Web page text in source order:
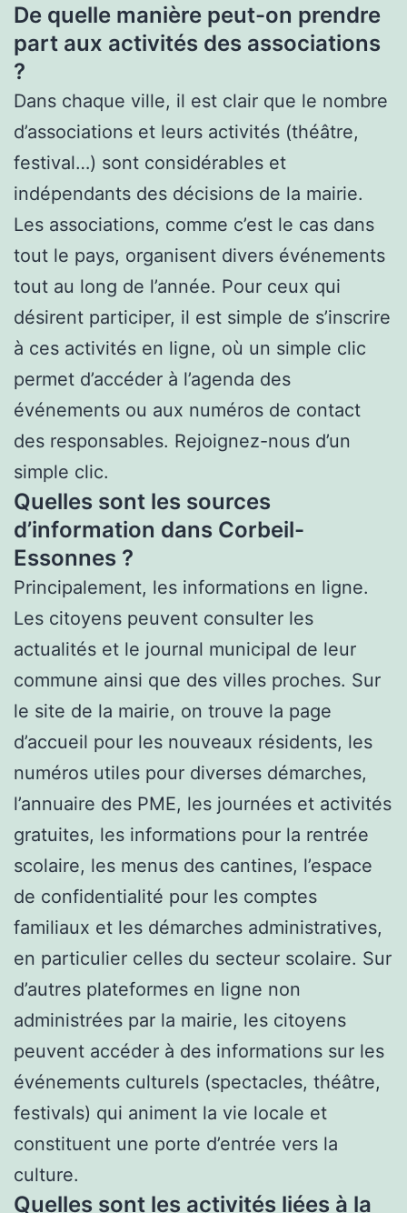
De quelle manière peut-on prendre
part aux activités des associations
?
Dans chaque ville, il est clair que le nombre
d’associations et leurs activités (théâtre,
festival…) sont considérables et
indépendants des décisions de la mairie.
Les associations, comme c’est le cas dans
tout le pays, organisent divers événements
tout au long de l’année. Pour ceux qui
désirent participer, il est simple de s’inscrire
à ces activités en ligne, où un simple clic
permet d’accéder à l’agenda des
événements ou aux numéros de contact
des responsables. Rejoignez-nous d’un
simple clic.
Quelles sont les sources
d’information dans Corbeil-
Essonnes ?
Principalement, les informations en ligne.
Les citoyens peuvent consulter les
actualités et le journal municipal de leur
commune ainsi que des villes proches. Sur
le site de la mairie, on trouve la page
d’accueil pour les nouveaux résidents, les
numéros utiles pour diverses démarches,
l’annuaire des PME, les journées et activités
gratuites, les informations pour la rentrée
scolaire, les menus des cantines, l’espace
de confidentialité pour les comptes
familiaux et les démarches administratives,
en particulier celles du secteur scolaire. Sur
d’autres plateformes en ligne non
administrées par la mairie, les citoyens
peuvent accéder à des informations sur les
événements culturels (spectacles, théâtre,
festivals) qui animent la vie locale et
constituent une porte d’entrée vers la
culture.
Quelles sont les activités liées à la